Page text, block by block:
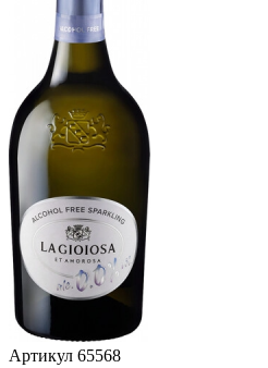
Артикул 65568